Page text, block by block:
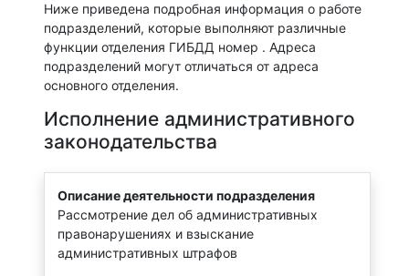
Ниже приведена подробная информация о работе
подразделений, которые выполняют различные
функции отделения ГИБДД номер . Адреса
подразделений могут отличаться от адреса
основного отделения.
Исполнение административного
законодательства
Описание деятельности подразделения
Рассмотрение дел об административных
правонарушениях и взыскание
административных штрафов